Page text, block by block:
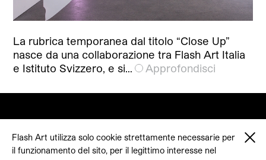
Flash Art utilizza solo cookie strettamente necessarie per
il funzionamento del sito, per il legittimo interesse nel
La rubrica temporanea dal titolo “Close Up”
nasce da una collaborazione tra Flash Art Italia
e Istituto Svizzero, e si…
Approfondisci
© 2026 Flash Art